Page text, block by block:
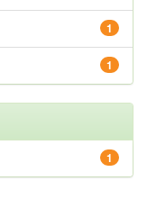
1
1
1